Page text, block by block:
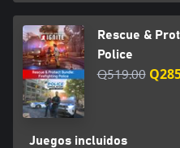
Rescue &
Police
Q519.00
Juegos incluidos